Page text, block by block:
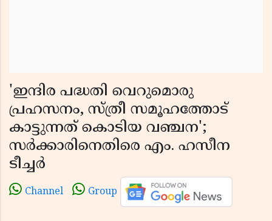
'ഇന്ദിര പദ്ധതി വെറുമൊരു
പ്രഹസനം, സ്ത്രീ സമൂഹത്തോട്
കാട്ടുന്നത് കൊടിയ വഞ്ചന';
സർക്കാരിനെതിരെ എം. ഹസീന
ടീച്ചർ
Channel Group